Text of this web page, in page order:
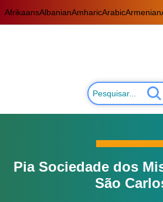
AfrikaansAlbanianAmharicArabicArmenian
Pia Sociedade dos
São